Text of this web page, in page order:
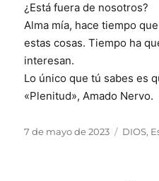
¿Está fuera de nosotros?
Alma mía, hace tiempo
estas cosas. Tiempo ha
interesan.
Lo único que tú sabes es
«Plenitud», Amado Nervo.
Publicado
7 de mayo de 2023 DIOS,